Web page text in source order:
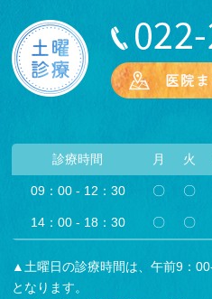
診療時間 月 火
09：00 - 12：30 〇 〇
14：00 - 18：30 〇 〇
▲土曜日の診療時間は、午前9：
となります。